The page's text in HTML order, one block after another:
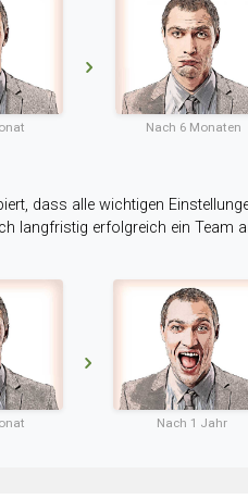
Nach 6 Monaten
dass alle wichtigen
langfristig erfolgreich ein Team
Nach 1 Jahr